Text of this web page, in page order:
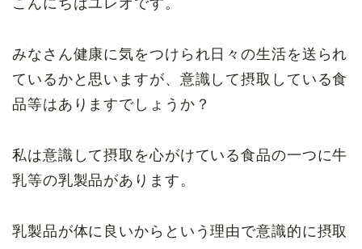
みなさん健康に気をつけられ日々の生活を送られ
ているかと思いますが、意識して摂取している食
品等はありますでしょうか？
私は意識して摂取を心がけている食品の一つに牛
乳等の乳製品があります。
乳製品が体に良いからという理由で意識的に摂取